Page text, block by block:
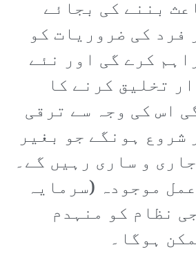
بننے کی بجائے
فرد کی ضروریات کو
کرے گی اور نئے
تخلیق کرنے کا
اس کی وجہ سے ترقی
شروع ہونگے جو بغیر
و ساری رہیں گے۔
موجودہ (سرمایہ
نظام کو منہدم
ہوگا۔